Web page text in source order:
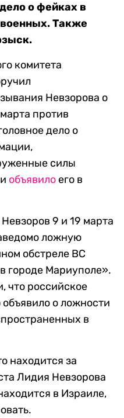
о фейках в
Также
комитета
Невзорова о
против
дело о
силы
объявилоего в
9 и 19 марта
ложную
обстреле ВС
городе Мариуполе».
что российское
о ложности
в
находится за
Лидия Невзорова
в Израиле,